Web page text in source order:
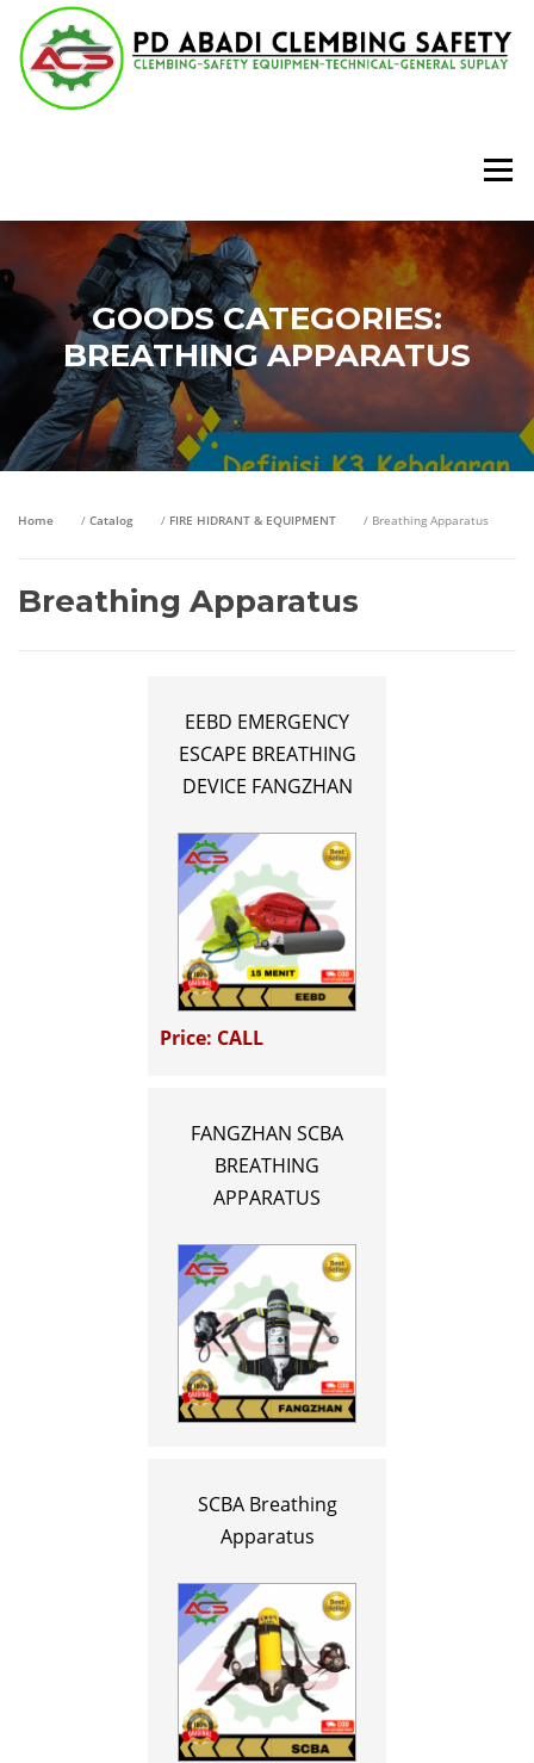
Lompat
konten
Menu
GOODS CATEGORIES:
BREATHING APPARATUS
Home / Catalog / FIRE HIDRANT & EQUIPMENT / Breathing Apparatus
Breathing Apparatus
EEBD EMERGENCY
ESCAPE BREATHING
DEVICE FANGZHAN
Price: CALL
FANGZHAN SCBA
BREATHING
APPARATUS
SCBA Breathing
Apparatus